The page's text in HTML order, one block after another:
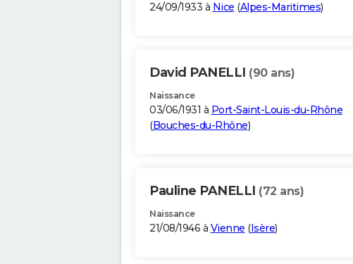
24/09/1933 à Nice (Alpes-Maritimes)
David PANELLI (90 ans)
Naissance
03/06/1931 à Port-Saint-Louis-du-Rhône
(Bouches-du-Rhône)
Pauline PANELLI (72 ans)
Naissance
21/08/1946 à Vienne (Isère)